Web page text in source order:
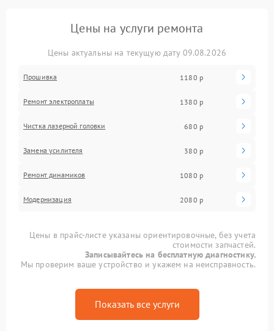
Цены на услуги ремонта
Цены актуальны на текущую дату 09.08.2026
Прошивка 1180 р
Ремонт электроплаты 1380 р
Чистка лазерной головки 680 р
Замена усилителя 380 р
Ремонт динамиков 1080 р
Модернизация 2080 р
Цены в прайс-листе указаны ориентировочные, без учета
стоимости запчастей.
Записывайтесь на бесплатную диагностику.
Мы проверим ваше устройство и укажем на неисправность.
Показать все услуги